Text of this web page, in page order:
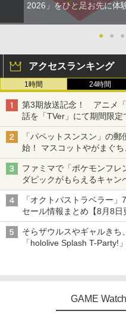
2026」をひと足お先に体
● ● ●
アクセスランキング
1時間 24時間
第3期放送記念！ アニメ
話を「TVer」にて期間限
「パペットスンスン」の
始！ マスコットやがまぐ
ファミマで「ポケモンフレ
ダピックがもらえるキャン
「オクトパストラベラー
セール情報まとめ【8月8日
ニンテンドーeショップで
そらザウルスやギャルきち
「hololive Splash T-Party!
GAME